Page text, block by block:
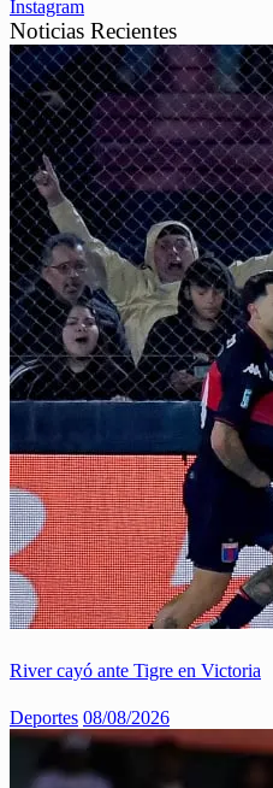
Instagram
Noticias Recientes
River cayó ante Tigre en Victoria
Deportes 08/08/2026